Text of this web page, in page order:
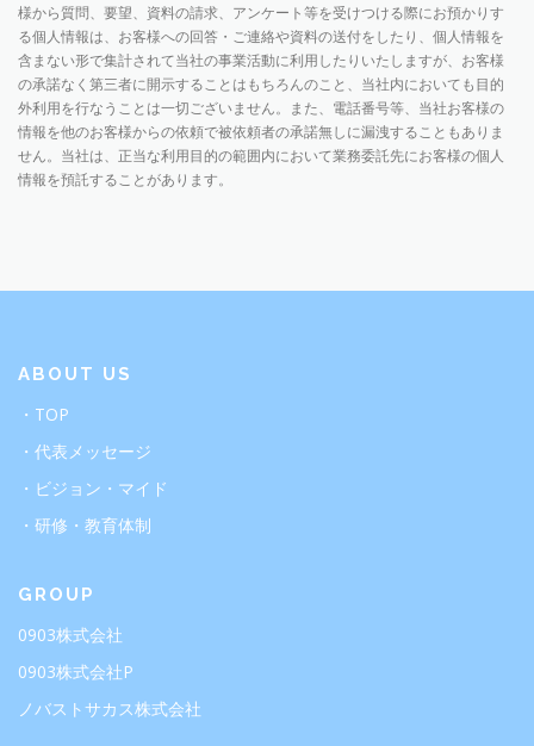
様から質問、要望、資料の請求、アンケート等を受けつける際にお預かりす
る個人情報は、お客様への回答・ご連絡や資料の送付をしたり、個人情報を
含まない形で集計されて当社の事業活動に利用したりいたしますが、お客様
の承諾なく第三者に開示することはもちろんのこと、当社内においても目的
外利用を行なうことは一切ございません。また、電話番号等、当社お客様の
情報を他のお客様からの依頼で被依頼者の承諾無しに漏洩することもありま
せん。当社は、正当な利用目的の範囲内において業務委託先にお客様の個人
情報を預託することがあります。
ABOUT US
・TOP
・代表メッセージ
・ビジョン・マイド
・研修・教育体制
GROUP
0903株式会社
0903株式会社P
ノバストサカス株式会社